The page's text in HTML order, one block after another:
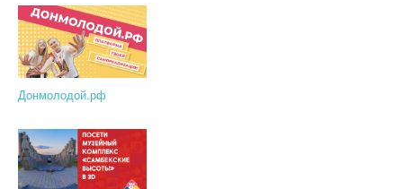
Донмолодой.рф